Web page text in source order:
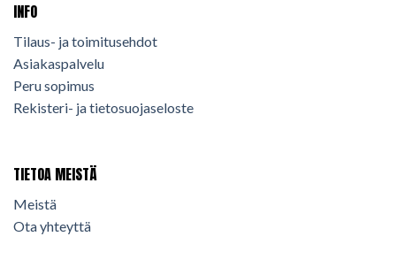
INFO
Tilaus- ja toimitusehdot
Asiakaspalvelu
Peru sopimus
Rekisteri- ja tietosuojaseloste
TIETOA MEISTÄ
Meistä
Ota yhteyttä